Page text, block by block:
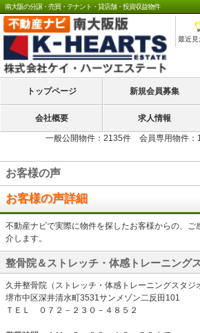
南大阪の分譲・売買・テナント・貸店舗・投資収益物件
最近見
トップページ 新規会員募集
会社概要 求人情報
一般公開物件：2135件 会員専用物件：
お客様の声
お客様の声詳細
不動産ナビで実際に物件を探したお客様からの、ご
介します。
整骨院＆ストレッチ・体感トレーニング
久井整骨院（ストレッチ・体感トレーニングスタジ
堺市中区深井清水町3531サンメゾン二反田101
ＴＥＬ ０７２－２３０－４８５２